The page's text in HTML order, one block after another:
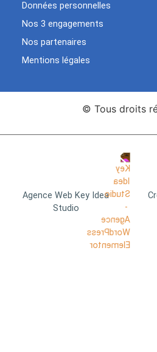
Données personnelles
Nos 3 engagements
Nos partenaires
Mentions légales
© Tous droits
Agence Web Key Idea
Studio